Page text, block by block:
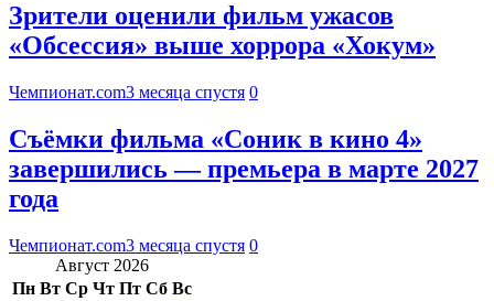
Зрители оценили фильм ужасов
«Обсессия» выше хоррора «Хокум»
Чемпионат.com3 месяца спустя 0
Съёмки фильма «Соник в кино 4»
завершились — премьера в марте 2027
года
Чемпионат.com3 месяца спустя 0
Август 2026
Пн Вт Ср Чт Пт Сб Вс